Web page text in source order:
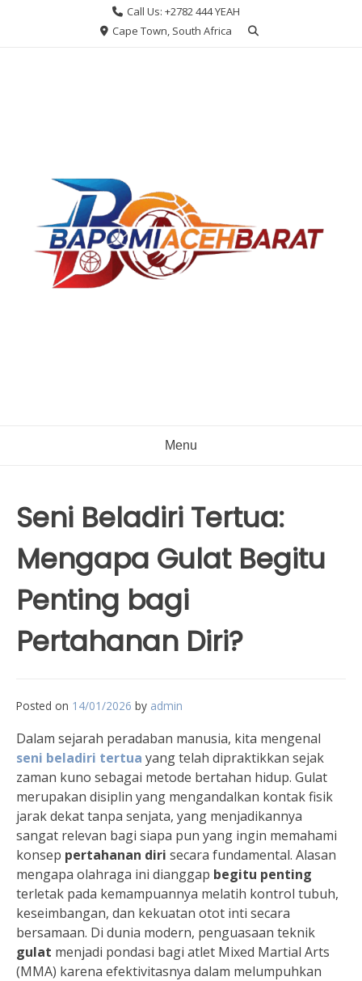
Call Us: +2782 444 YEAH
Cape Town, South Africa
Menu
Seni Beladiri Tertua:
Mengapa Gulat Begitu
Penting bagi
Pertahanan Diri?
Posted on 14/01/2026 by admin
Dalam sejarah peradaban manusia, kita mengenal
seni beladiri tertua yang telah dipraktikkan sejak
zaman kuno sebagai metode bertahan hidup. Gulat
merupakan disiplin yang mengandalkan kontak fisik
jarak dekat tanpa senjata, yang menjadikannya
sangat relevan bagi siapa pun yang ingin memahami
konsep pertahanan diri secara fundamental. Alasan
mengapa olahraga ini dianggap begitu penting
terletak pada kemampuannya melatih kontrol tubuh,
keseimbangan, dan kekuatan otot inti secara
bersamaan. Di dunia modern, penguasaan teknik
gulat menjadi pondasi bagi atlet Mixed Martial Arts
(MMA) karena efektivitasnya dalam melumpuhkan